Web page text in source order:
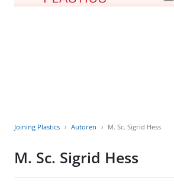
Joining Plastics Autoren M. Sc. Sigrid Hess
M. Sc. Sigrid Hess